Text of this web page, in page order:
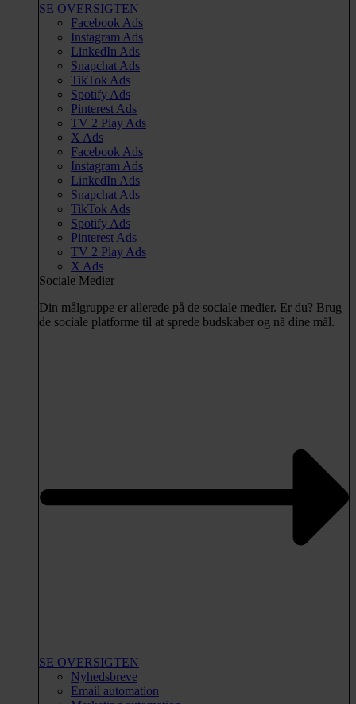
SE OVERSIGTEN
Facebook Ads
Instagram Ads
LinkedIn Ads
Snapchat Ads
TikTok Ads
Spotify Ads
Pinterest Ads
TV 2 Play Ads
X Ads
Facebook Ads
Instagram Ads
LinkedIn Ads
Snapchat Ads
TikTok Ads
Spotify Ads
Pinterest Ads
TV 2 Play Ads
X Ads
Sociale Medier
Din målgruppe er allerede på de sociale medier. Er du? Brug
de sociale platforme til at sprede budskaber og nå dine mål.
SE OVERSIGTEN
Nyhedsbreve
Email automation